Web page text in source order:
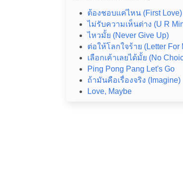
ต้องชอบแค่ไหน (First Love)
ไม่รับความเห็นต่าง (U R
ไหวมั้ย (Never Give Up)
ต่อให้โลกใจร้าย (Letter For
เลือกเค้าเลยได้มั้ย (No
Ping Pong Pang Let's Go
ถ้ามันคือเรื่องจริง (Imagine)
Love, Maybe